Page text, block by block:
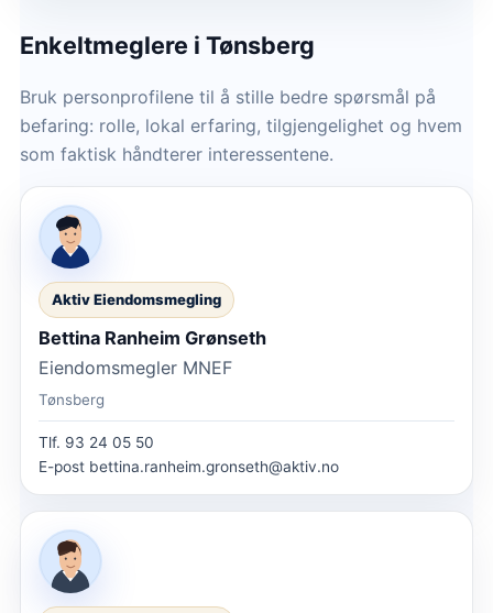
Enkeltmeglere i Tønsberg
Bruk personprofilene til å stille bedre spørsmål på
befaring: rolle, lokal erfaring, tilgjengelighet og hvem
som faktisk håndterer interessentene.
Aktiv Eiendomsmegling
Bettina Ranheim Grønseth
Eiendomsmegler MNEF
Tønsberg
Tlf. 93 24 05 50
E-post bettina.ranheim.gronseth@aktiv.no